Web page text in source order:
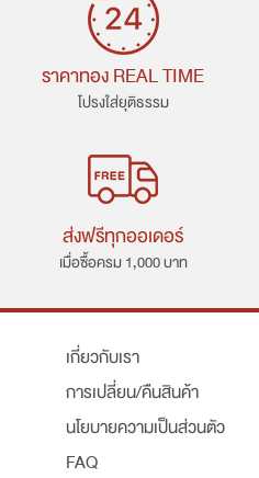
ราคาทอง REAL TIME
โปรงใส่ยุติธรรม
ส่งฟรีทุกออเดอร์
เมื่อซื้อครม 1,000 บาท
เกี่ยวกับเรา
การเปลี่ยน/คืนสินค้า
นโยบายความเป็นส่วนตัว
FAQ